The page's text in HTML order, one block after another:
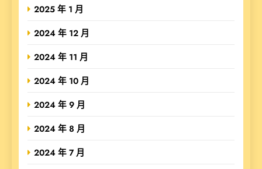
2025 年 1 月
2024 年 12 月
2024 年 11 月
2024 年 10 月
2024 年 9 月
2024 年 8 月
2024 年 7 月